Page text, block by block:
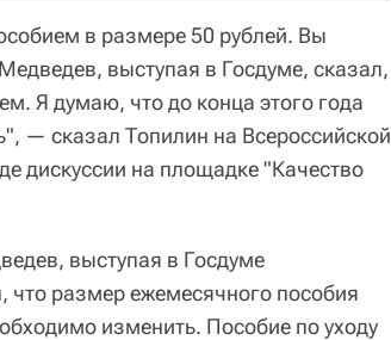
в размере 50 рублей. Вы
выступая в Госдуме, сказал,
Я думаю, что до конца этого года
— сказал Топилин на Всероссийской
дискуссии на площадке "Качество
выступая в Госдуме
что размер ежемесячного пособия
изменить. Пособие по уходу